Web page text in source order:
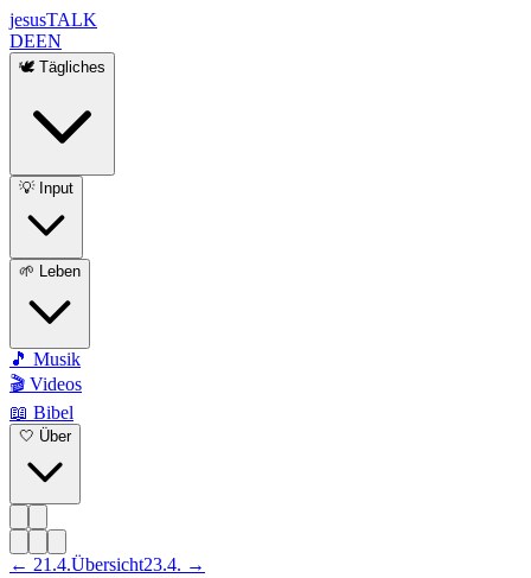
jesusTALK
DEEN
🕊️ Tägliches
💡 Input
🌱 Leben
🎵 Musik
🎬 Videos
📖 Bibel
🤍 Über
← 21 .4.Übersicht23.4. →